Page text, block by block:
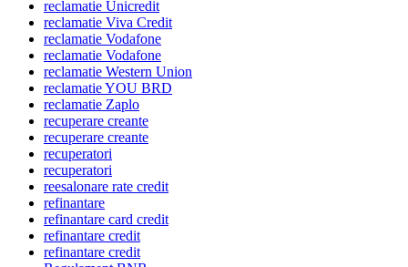
reclamatie Unicredit
reclamatie Viva Credit
reclamatie Vodafone
reclamatie Vodafone
reclamatie Western Union
reclamatie YOU BRD
reclamatie Zaplo
recuperare creante
recuperare creante
recuperatori
recuperatori
reesalonare rate credit
refinantare
refinantare card credit
refinantare credit
refinantare credit